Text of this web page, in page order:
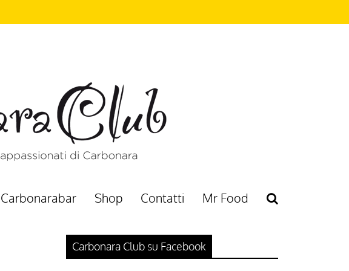
Carbonarabar Shop Contatti Mr Food
Carbonara Club su Facebook